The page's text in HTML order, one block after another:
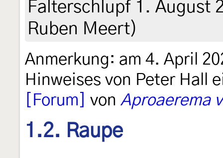
Falterschlupf 1. August
Ruben Meert)
Anmerkung: am 4. April
Hinweises von Peter Hall
[Forum]
von Aproaerema
1.2. Raupe